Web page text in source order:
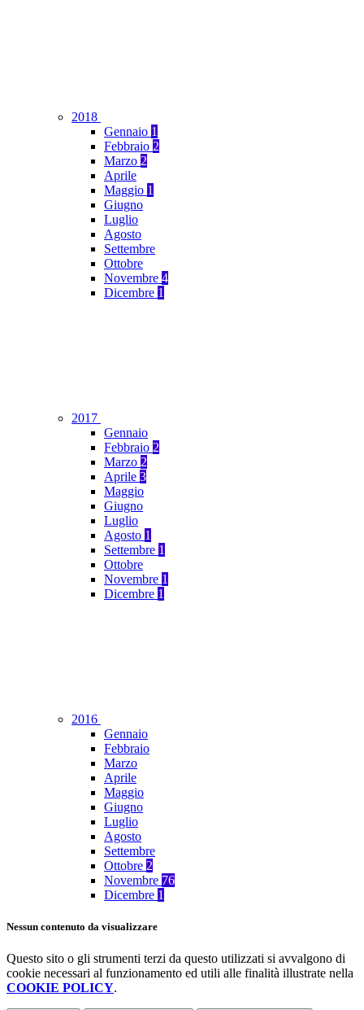
2018
Gennaio 1
Febbraio 2
Marzo 2
Aprile
Maggio 1
Giugno
Luglio
Agosto
Settembre
Ottobre
Novembre 4
Dicembre 1
2017
Gennaio
Febbraio 2
Marzo 2
Aprile 3
Maggio
Giugno
Luglio
Agosto 1
Settembre 1
Ottobre
Novembre 1
Dicembre 1
2016
Gennaio
Febbraio
Marzo
Aprile
Maggio
Giugno
Luglio
Agosto
Settembre
Ottobre 2
Novembre 76
Dicembre 1
Nessun contenuto da visualizzare
Questo sito o gli strumenti terzi da questo utilizzati si avvalgono di
cookie necessari al funzionamento ed utili alle finalità illustrate nella
COOKIE POLICY.